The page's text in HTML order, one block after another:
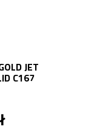
JET
C167